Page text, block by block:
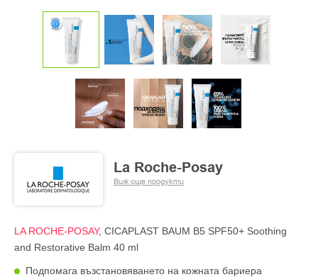
La Roche-Posay
Виж още продукти
LA ROCHE-POSAY, CICAPLAST BAUM B5 SPF50+ Soothing
and Restorative Balm 40 ml
Подпомага възстановяването на кожната бариера